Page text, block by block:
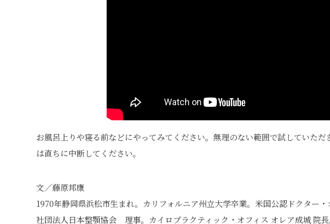
お風呂上りや寝る前などにやってみてください。無理のない範囲で試していた
は直ちに中断してください。
文／藤原邦康
1970年静岡県浜松市生まれ。カリフォルニア州立大学卒業。米国公認ドクター
社団法人日本整顎協会 理事。カイロプラクティック・オフィス オレア成城 院